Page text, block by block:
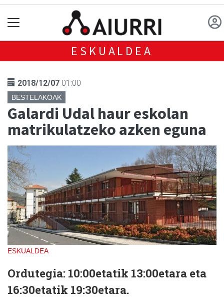
ESKUALDEA
2018/12/07 01:00
BESTELAKOAK
Galardi Udal haur eskolan
matrikulatzeko azken eguna
ESKUALDEA
Ordutegia: 10:00etatik 13:00etara eta
16:30etatik 19:30etara.